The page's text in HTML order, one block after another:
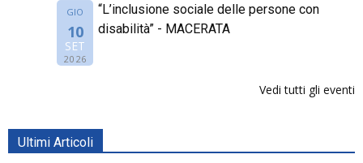
GIO
10
SET
2026
“L’inclusione sociale delle persone con
disabilità” - MACERATA
Vedi tutti gli eventi
Ultimi Articoli